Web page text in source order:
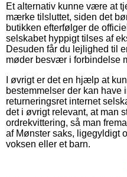
Et alternativ kunne være at
mærke tilsluttet, siden det
butikken efterfølger de
selskabet hyppigt tilses af
Desuden får du lejlighed til
møder besvær i forbindelse
I øvrigt er det en hjælp at
bestemmelser der kan have
returneringsret internet
det i øvrigt relevant, at man
ordrekvittering, så man
af Mønster saks, ligegyldigt
voksen eller et barn.